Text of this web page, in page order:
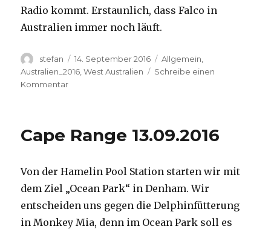
Radio kommt. Erstaunlich, dass Falco in
Australien immer noch läuft.
Autor
stefan
Veröffentlicht
am
14. September 2016 Kategorien
Allgemein
Australien_2016 ,West Australien
Schreibe einen
Kommentarzu
Cape Range 13.09.2016
Von der Hamelin Pool Station starten wir mit
dem Ziel „Ocean Park“ in Denham. Wir
entscheiden uns gegen die Delphinfütterung
in Monkey Mia, denn im Ocean Park soll es